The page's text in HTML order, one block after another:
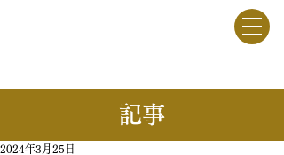
​記事
2024年3月25日